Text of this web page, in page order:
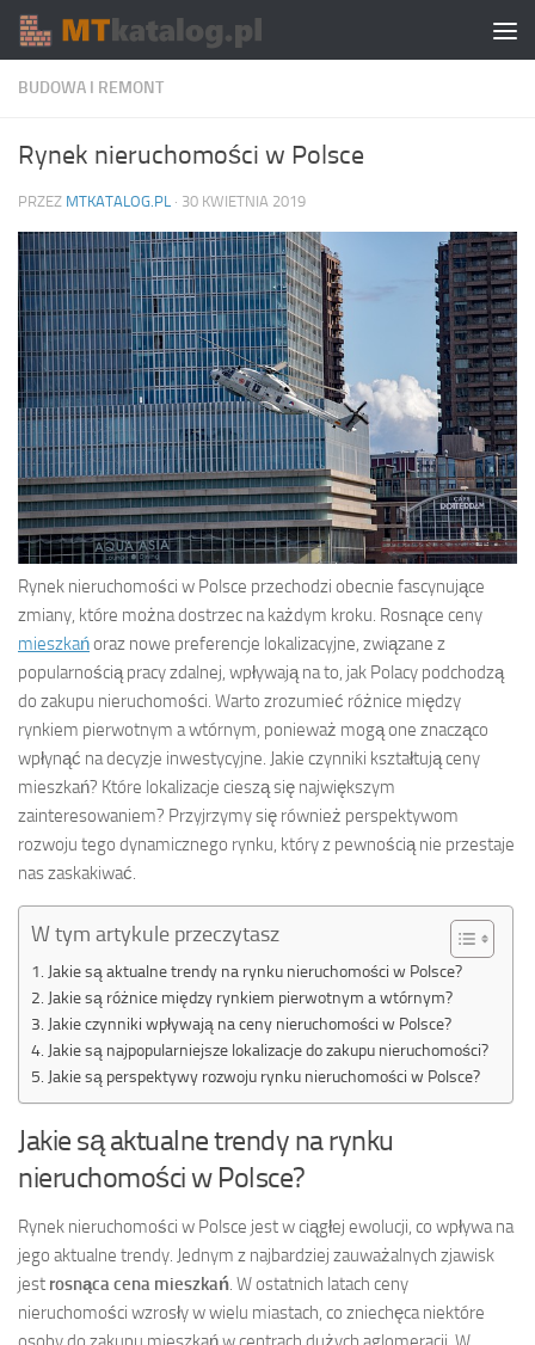
Skip to content
BUDOWA I REMONT
Rynek nieruchomości w Polsce
PRZEZ MTKATALOG.PL · 30 KWIETNIA 2019
Rynek nieruchomości w Polsce przechodzi obecnie fascynujące
zmiany, które można dostrzec na każdym kroku. Rosnące ceny
mieszkańoraz nowe preferencje lokalizacyjne, związane z
popularnością pracy zdalnej, wpływają na to, jak Polacy podchodzą
do zakupu nieruchomości. Warto zrozumieć różnice między
rynkiem pierwotnym a wtórnym, ponieważ mogą one znacząco
wpłynąć na decyzje inwestycyjne. Jakie czynniki kształtują ceny
mieszkań? Które lokalizacje cieszą się największym
zainteresowaniem? Przyjrzymy się również perspektywom
rozwoju tego dynamicznego rynku, który z pewnością nie przestaje
nas zaskakiwać.
W tym artykule przeczytasz
Jakie są aktualne trendy na rynku nieruchomości w Polsce?
Jakie są różnice między rynkiem pierwotnym a wtórnym?
Jakie czynniki wpływają na ceny nieruchomości w Polsce?
Jakie są najpopularniejsze lokalizacje do zakupu nieruchomości?
Jakie są perspektywy rozwoju rynku nieruchomości w Polsce?
Jakie są aktualne trendy na rynku
nieruchomości w Polsce?
Rynek nieruchomości w Polsce jest w ciągłej ewolucji, co wpływa na
jego aktualne trendy. Jednym z najbardziej zauważalnych zjawisk
jest rosnąca cena mieszkań. W ostatnich latach ceny
nieruchomości wzrosły w wielu miastach, co zniechęca niektóre